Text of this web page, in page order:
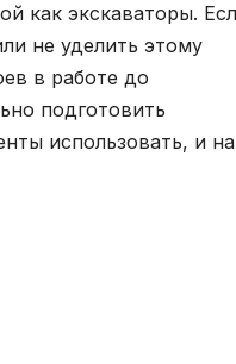
как экскаваторы.
не уделить этому
в работе до
подготовить
использовать, и на